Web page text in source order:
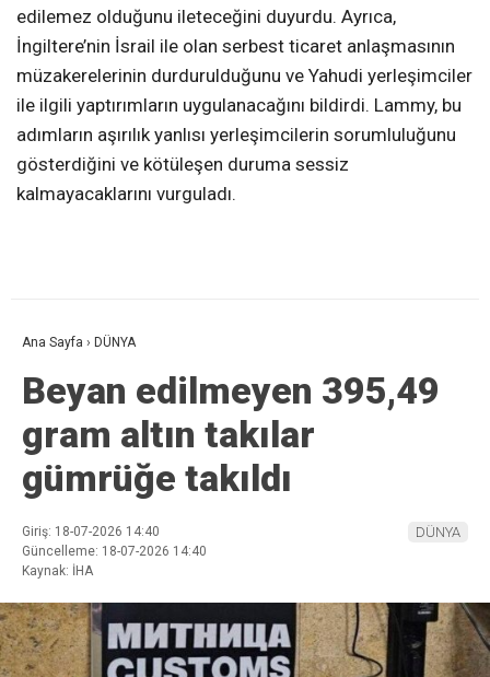
edilemez olduğunu ileteceğini duyurdu. Ayrıca,
İngiltere’nin İsrail ile olan serbest ticaret anlaşmasının
müzakerelerinin durdurulduğunu ve Yahudi yerleşimciler
ile ilgili yaptırımların uygulanacağını bildirdi. Lammy, bu
adımların aşırılık yanlısı yerleşimcilerin sorumluluğunu
gösterdiğini ve kötüleşen duruma sessiz
kalmayacaklarını vurguladı.
Ana Sayfa › DÜNYA
Beyan edilmeyen 395,49
gram altın takılar
gümrüğe takıldı
Giriş: 18-07-2026 14:40
Güncelleme: 18-07-2026 14:40
Kaynak: İHA
DÜNYA